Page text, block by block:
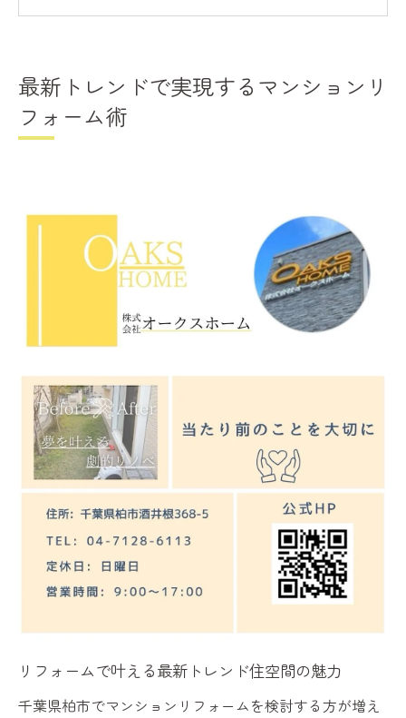
立
住まいを進化させるリフォームの新潮流と
省エネ重視ならリフォームが賢い選択
省エネリフォームで光熱費を効率よく削減
断熱性能向上につながるリフォームの実例
リフォームによる家事効率化で毎日を快適
に
省エネ設備導入時のリフォーム注意点まと
め
賢く選ぶリフォームで将来のコストを抑え
る方法
柏市の補助金活用で叶う理想の空間づくり
リフォーム補助金の最新情報と賢い活用法
柏市のリフォーム助成金申請時のポイント
リフォームと補助金併用で叶う理想の住環
境
最新トレンドで実現するマンションリ
フォーム術
リフォームで叶える最新トレンド住空間の魅力
千葉県柏市でマンションリフォームを検討する方が増え